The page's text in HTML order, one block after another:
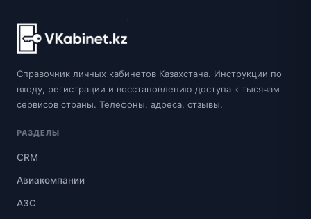
Справочник личных кабинетов Казахстана. Инструкции по
входу, регистрации и восстановлению доступа к тысячам
сервисов страны. Телефоны, адреса, отзывы.
РАЗДЕЛЫ
CRM
Авиакомпании
АЗС